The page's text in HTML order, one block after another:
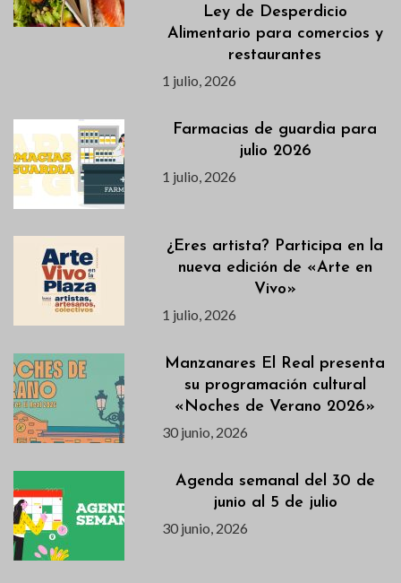
Ley de Desperdicio
Alimentario para comercios y
restaurantes
1 julio, 2026
Farmacias de guardia para
julio 2026
1 julio, 2026
¿Eres artista? Participa en la
nueva edición de «Arte en
Vivo»
1 julio, 2026
Manzanares El Real presenta
su programación cultural
«Noches de Verano 2026»
30 junio, 2026
Agenda semanal del 30 de
junio al 5 de julio
30 junio, 2026